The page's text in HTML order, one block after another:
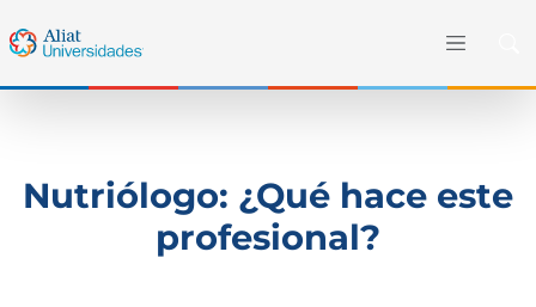
Nutriólogo: ¿Qué hace este
profesional?